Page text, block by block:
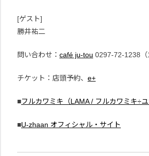
[ゲスト]
勝井祐二
問い合わせ： café ju-tou 0297-72-1238（
チケット：店頭予約、 e+
■フルカワミキ（LAMA / フルカワミキ÷
■U-zhaan オフィシャル・サイト